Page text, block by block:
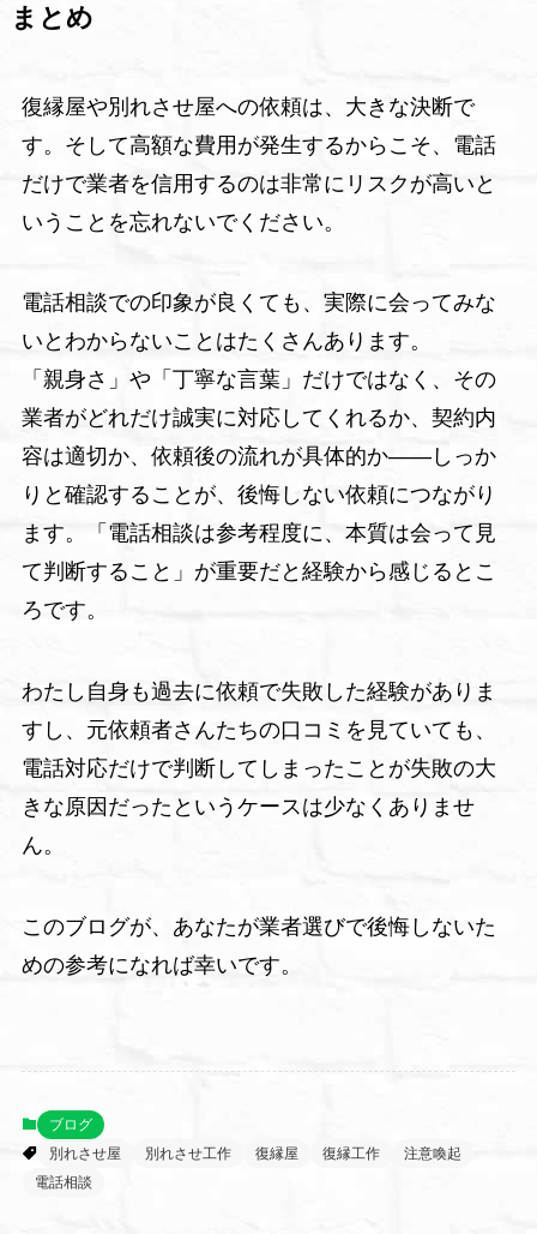
まとめ
復縁屋や別れさせ屋への依頼は、大きな決断で
す。そして高額な費用が発生するからこそ、電話
だけで業者を信用するのは非常にリスクが高いと
いうことを忘れないでください。
電話相談での印象が良くても、実際に会ってみな
いとわからないことはたくさんあります。
「親身さ」や「丁寧な言葉」だけではなく、その
業者がどれだけ誠実に対応してくれるか、契約内
容は適切か、依頼後の流れが具体的か――しっか
りと確認することが、後悔しない依頼につながり
ます。「電話相談は参考程度に、本質は会って見
て判断すること」が重要だと経験から感じるとこ
ろです。
わたし自身も過去に依頼で失敗した経験がありま
すし、元依頼者さんたちの口コミを見ていても、
電話対応だけで判断してしまったことが失敗の大
きな原因だったというケースは少なくありませ
ん。
このブログが、あなたが業者選びで後悔しないた
めの参考になれば幸いです。
ブログ
別れさせ屋
別れさせ工作 復縁屋 復縁工作
注意喚起
電話相談